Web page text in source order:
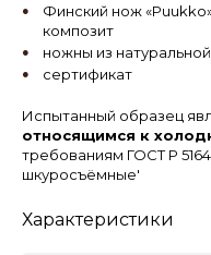
Финский нож
композит
ножны из
сертификат
Испытанный образец
относящимся к
требованиям ГОСТ Р
шкуросъёмные'
Характеристики